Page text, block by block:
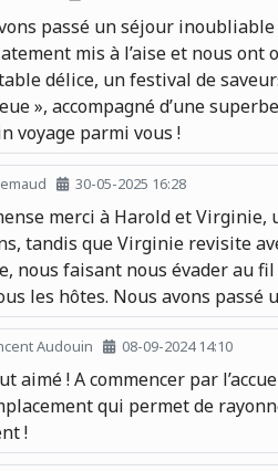
passé un séjour
mis à l’aise et nous
délice, un festival de
», accompagné d’une
voyage parmi vous !
30-05-2025 16:28
merci à Harold et Virginie,
tandis que Virginie revisite
nous faisant nous évader au
les hôtes. Nous avons passé
Audouin 08-09-2024 14:10
aimé ! A commencer par
qui permet de
!